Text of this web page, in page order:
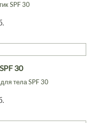
SPF 30
30
тела SPF 30